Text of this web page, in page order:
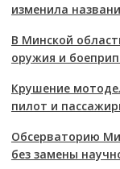
изменила
В Минской
оружия и
Крушение
пилот и
Обсерваторию
без замены